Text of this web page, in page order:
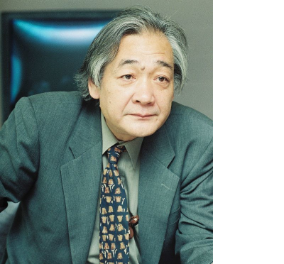
《BTS厳戒トーキョー滞在記》RM→渋